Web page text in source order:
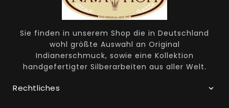
Sie finden in unserem Shop die in Deutschland
wohl größte Auswahl an Original
Indianerschmuck, sowie eine Kollektion
handgefertigter Silberarbeiten aus aller Welt.
Rechtliches